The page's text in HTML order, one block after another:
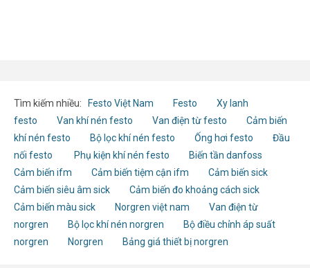
Tìm kiếm nhiều: Festo Việt Nam Festo
Xy lanh
festo
Van khí nén festo Van điện từ festo
Cảm biến
khí nén festo
Bộ lọc khí nén festo Ống hơi festo
Đầu
nối festo
Phụ kiện khí nén festo
Biến tần danfoss
Cảm biến ifm
Cảm biến tiệm cận ifm
Cảm biến sick
Cảm biến siêu âm sick
Cảm biến đo khoảng cách sick
Cảm biến màu sick
Norgren việt nam
Van điện từ
norgren
Bộ lọc khí nén norgren
Bộ điều chỉnh áp suất
norgren
Norgren Bảng giá thiết bị norgren